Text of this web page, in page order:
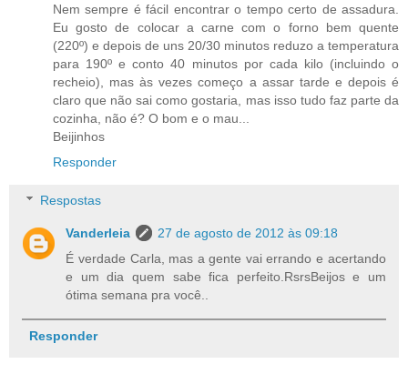
Nem sempre é fácil encontrar o tempo certo de assadura.
Eu gosto de colocar a carne com o forno bem quente
(220º) e depois de uns 20/30 minutos reduzo a temperatura
para 190º e conto 40 minutos por cada kilo (incluindo o
recheio), mas às vezes começo a assar tarde e depois é
claro que não sai como gostaria, mas isso tudo faz parte da
cozinha, não é? O bom e o mau...
Beijinhos
Responder
Respostas
Vanderleia
27 de agosto de 2012 às 09:18
É verdade Carla, mas a gente vai errando e acertando
e um dia quem sabe fica perfeito.RsrsBeijos e um
ótima semana pra você..
Responder